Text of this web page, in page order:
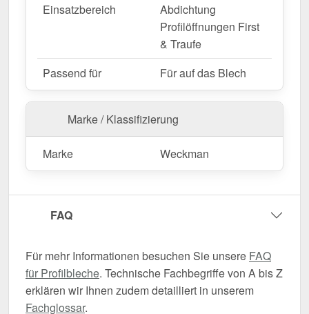
Einsatzbereich
Abdichtung
Profilöffnungen First
& Traufe
Passend für
Für auf das Blech
Marke / Klassifizierung
Marke Weckman
FAQ
Für mehr Informationen besuchen Sie unsere FAQ
für Profilbleche. Technische Fachbegriffe von A bis Z
erklären wir Ihnen zudem detailliert in unserem
Fachglossar.